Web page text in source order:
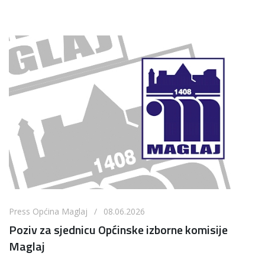
Press Općina Maglaj / 08.06.2026
Poziv za sjednicu Općinske izborne komisije
Maglaj